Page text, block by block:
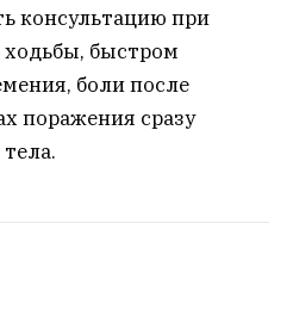
консультацию при
быстром
боли после
поражения сразу